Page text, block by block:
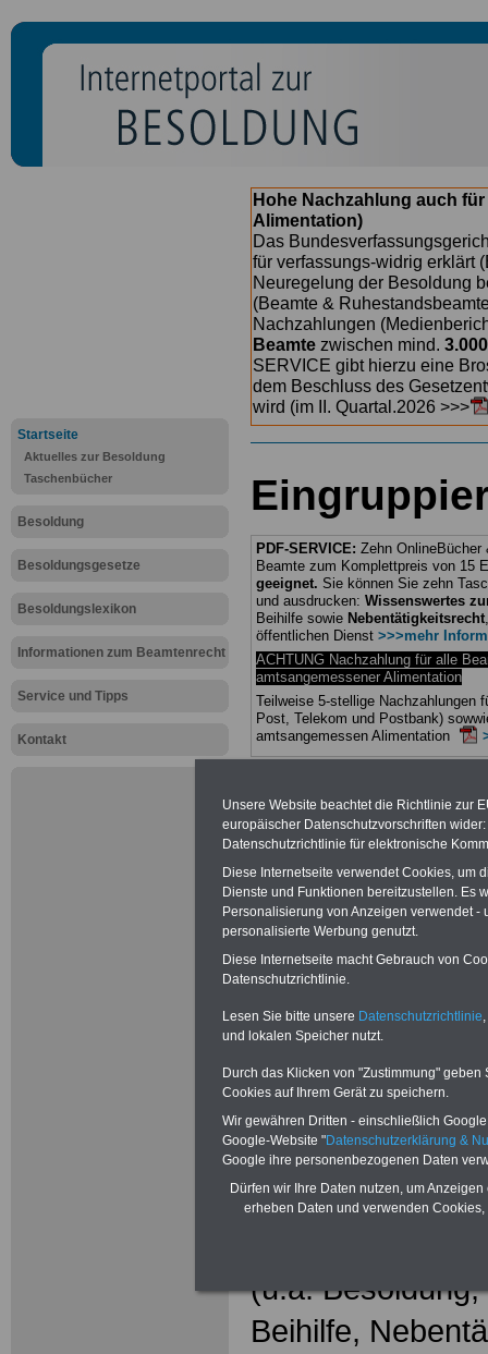
Startseite
Aktuelles zur Besoldung
Taschenbücher
Besoldung
Besoldungsgesetze
Besoldungslexikon
Informationen zum Beamtenrecht
Service und Tipps
Kontakt
Hohe Nachzahlung auch
Alimentation)
Das
für verfassungs-widrig erklärt
Neuregelung der Besoldung
(Beamte &
Nachzahlungen
Beamte zwischen mind.
SERVICE gibt hierzu eine
dem Beschluss des
wird (im II. Quartal.2026 >>>
PDF-SERVICE: Zehn
Beamte zum Komplettpreis von 15
geeignet. Sie können Sie zehn
und ausdrucken: Wissenswertes
Beihilfe sowie Nebentätigkeitsrecht
öffentlichen Dienst >>>mehr
ACHTUNG Nachzahlung für alle
amtsangemessener Alimentation
Teilweise 5-stellige Nachzahlungen
Post, Telekom und Postbank)
amtsangemessen Alimentation
abschließen!
Neu
Beamte
Das beliebte
und Beamte"
(u.a.
Beihilfe,
Unsere Website beachtet die Richtlinie zur
europäischer Datenschutzvorschriften
Datenschutzrichtlinie für elektronische
Diese Internetseite verwendet Cookies, um
Dienste und Funktionen bereitzustellen. Es
Personalisierung von Anzeigen verwendet
personalisierte Werbung genutzt.
Diese Internetseite macht Gebrauch von
Datenschutzrichtlinie.
Lesen Sie bitte unsere Datenschutzrichtlinie
und lokalen Speicher nutzt.
Durch das Klicken von "Zustimmung"
Cookies auf Ihrem Gerät zu speichern.
Wir gewähren Dritten - einschließlich
Google-Website "Datenschutzerklärung &
Google ihre personenbezogenen Daten
Dürfen wir Ihre Daten nutzen, um
erheben Daten und verwenden